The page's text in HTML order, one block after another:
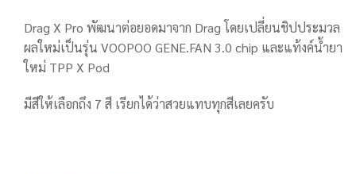
Drag X Pro พัฒนาต่อยอดมาจาก Drag โดยเปลี่ยนชิปประมวล
ผลใหม่เป็นรุ่น VOOPOO GENE.FAN 3.0 chip และแท้งค์น้ำยา
ใหม่ TPP X Pod
มีสีให้เลือกถึง 7 สี เรียกได้ว่าสวยแทบทุกสีเลยครับ